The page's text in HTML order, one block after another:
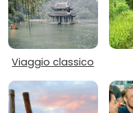
Viaggio classico